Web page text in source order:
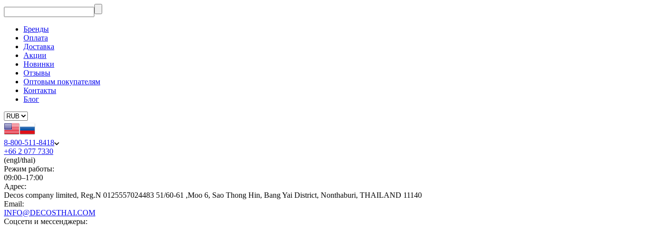
Бренды
Оплата
Доставка
Акции
Новинки
Отзывы
Оптовым покупателям
Контакты
Блог
8-800-511-8418
+66 2 077 7330
(engl/thai)
Режим работы:
09:00–17:00
Адрес:
Decos company limited, Reg.N 0125557024483 51/60-61 ,Moo 6, Sao Thong Hin, Bang Yai District, Nonthaburi, THAILAND 11140
Email:
INFO@DECOSTHAI.COM
Соцсети и мессенджеры: